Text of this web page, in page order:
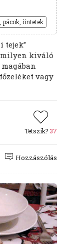
öntetek
tejek”
kiváló
vagy
Tetszik? 37
Hozzászólás